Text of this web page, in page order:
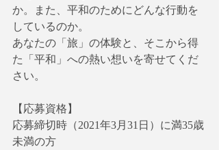
か。また、平和のためにどんな行動を
しているのか。
あなたの「旅」の体験と、そこから得
た「平和」への熱い想いを寄せてくだ
さい。
【応募資格】
応募締切時（2021年3月31日）に満35歳
未満の方